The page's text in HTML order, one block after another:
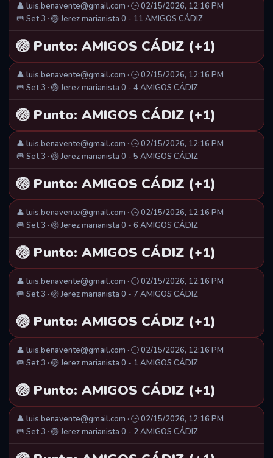
👤 luis.benavente@gmail.com · 🕒 02/15/2026, 12:16 PM
🥅 Set 3 · 🏐 Jerez marianista 0 - 11 AMIGOS CÁDIZ
🏐 Punto: AMIGOS CÁDIZ (+1)
👤 luis.benavente@gmail.com · 🕒 02/15/2026, 12:16 PM
🥅 Set 3 · 🏐 Jerez marianista 0 - 4 AMIGOS CÁDIZ
🏐 Punto: AMIGOS CÁDIZ (+1)
👤 luis.benavente@gmail.com · 🕒 02/15/2026, 12:16 PM
🥅 Set 3 · 🏐 Jerez marianista 0 - 5 AMIGOS CÁDIZ
🏐 Punto: AMIGOS CÁDIZ (+1)
👤 luis.benavente@gmail.com · 🕒 02/15/2026, 12:16 PM
🥅 Set 3 · 🏐 Jerez marianista 0 - 6 AMIGOS CÁDIZ
🏐 Punto: AMIGOS CÁDIZ (+1)
👤 luis.benavente@gmail.com · 🕒 02/15/2026, 12:16 PM
🥅 Set 3 · 🏐 Jerez marianista 0 - 7 AMIGOS CÁDIZ
🏐 Punto: AMIGOS CÁDIZ (+1)
👤 luis.benavente@gmail.com · 🕒 02/15/2026, 12:16 PM
🥅 Set 3 · 🏐 Jerez marianista 0 - 1 AMIGOS CÁDIZ
🏐 Punto: AMIGOS CÁDIZ (+1)
👤 luis.benavente@gmail.com · 🕒 02/15/2026, 12:16 PM
🥅 Set 3 · 🏐 Jerez marianista 0 - 2 AMIGOS CÁDIZ